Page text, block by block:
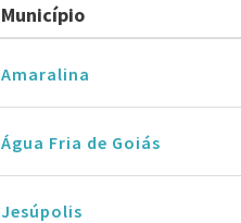
Município
Amaralina
Água Fria de Goiás
Jesúpolis